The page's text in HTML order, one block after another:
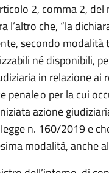
2, comma 2,
l’altro che, “la
secondo
né disponibili,
in relazione ai
penaleo per la cui
azione
n. 160/2019e
modalità, anche